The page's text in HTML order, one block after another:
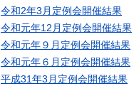
令和2年3月定例会開催結果
令和元年12月定例会開催結果
令和元年９月定例会開催結果
令和元年６月定例会開催結果
平成31年3月定例会開催結果